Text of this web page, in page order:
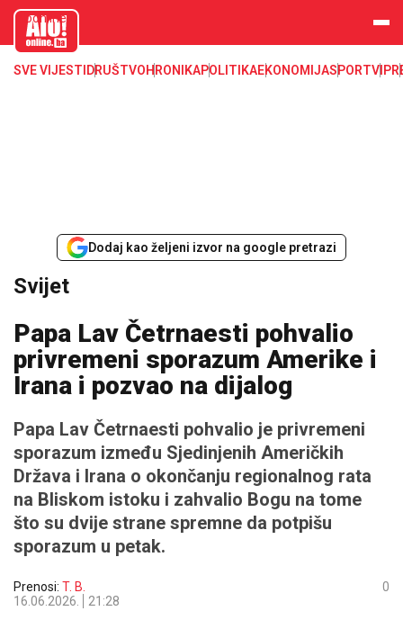
aloonline.b
SVE VIJESTI DRUŠTVOHRONIKAPOLITIKAEKONOMIJASPORTVIP
Dodaj kao željeni izvor na google pretrazi
Svijet
Papa Lav Četrnaesti pohvalio
privremeni sporazum Amerike i
Irana i pozvao na dijalog
Papa Lav Četrnaesti pohvalio je privremeni
sporazum između Sjedinjenih Američkih
Država i Irana o okončanju regionalnog rata
na Bliskom istoku i zahvalio Bogu na tome
što su dvije strane spremne da potpišu
sporazum u petak.
Prenosi: T. B.
16.06.2026.
21:28
0